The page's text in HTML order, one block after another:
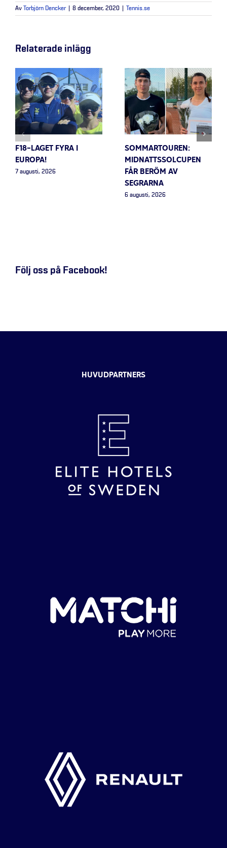
Av Torbjörn Dencker 8 december, 2020 Tennis.se
Relaterade inlägg
F18-LAGET FYRA I
EUROPA!
7 augusti, 2026
SOMMARTOUREN:
MIDNATTSSOLCUPEN
FÅR BERÖM AV
SEGRARNA
6 augusti, 2026
Följ oss på Facebook!
HUVUDPARTNERS